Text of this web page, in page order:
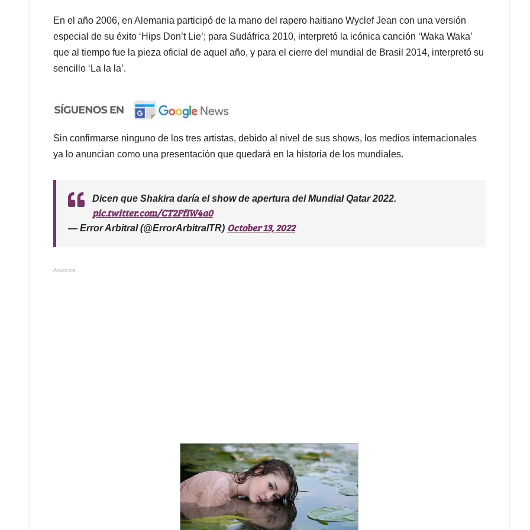
En el año 2006, en Alemania participó de la mano del rapero haitiano Wyclef Jean con una versión
especial de su éxito ‘Hips Don’t Lie’; para Sudáfrica 2010, interpretó la icónica canción ‘Waka Waka’
que al tiempo fue la pieza oficial de aquel año, y para el cierre del mundial de Brasil 2014, interpretó su
sencillo ‘La la la’.
Sin confirmarse ninguno de los tres artistas, debido al nivel de sus shows, los medios internacionales
ya lo anuncian como una presentación que quedará en la historia de los mundiales.
Dicen que Shakira daría el show de apertura del Mundial Qatar 2022.
pic.twitter.com/CT2FfIW4a0
— Error ArbitraI (@ErrorArbitralTR) October 13, 2022
Anuncios.